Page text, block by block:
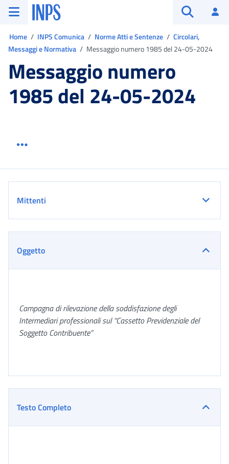
Vai al menu principale
Vai al contenuto principale
Vai al pie' di pagina
INPS ()
Home INPS Comunica Norme Atti e Sentenze
Circolari,
Messaggi e Normativa
Messaggio numero 1985 del 24-05-2024
Messaggio numero
1985 del 24-05-2024
Mittenti
Oggetto
Campagna di rilevazione della soddisfazione degli
Intermediari professionali sul “Cassetto Previdenziale del
Soggetto Contribuente”
Testo Completo